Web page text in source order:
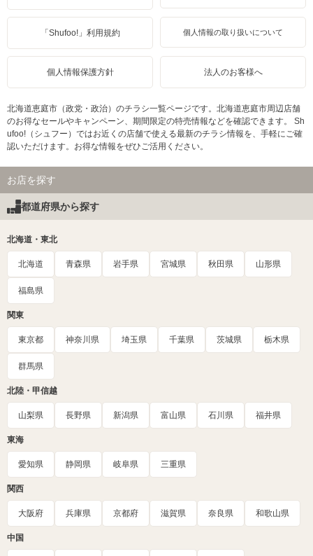
「Shufoo!」利用規約 個人情報の取り扱いについて
個人情報保護方針 法人のお客様へ
北海道恵庭市（政党・政治）のチラシ一覧ページです。北海道恵庭市周辺店舗
のお得なセールやキャンペーン、期間限定の特売情報などを確認できます。 Sh
ufoo!（シュフー）ではお近くの店舗で使える最新のチラシ情報を、手軽にご確
認いただけます。お得な情報をぜひご活用ください。
お店を探す
都道府県から探す
北海道・東北
北海道 青森県 岩手県 宮城県 秋田県 山形県
福島県
関東
東京都 神奈川県 埼玉県 千葉県 茨城県 栃木県
群馬県
北陸・甲信越
山梨県 長野県 新潟県 富山県 石川県 福井県
東海
愛知県 静岡県 岐阜県 三重県
関西
大阪府 兵庫県 京都府 滋賀県 奈良県 和歌山県
中国